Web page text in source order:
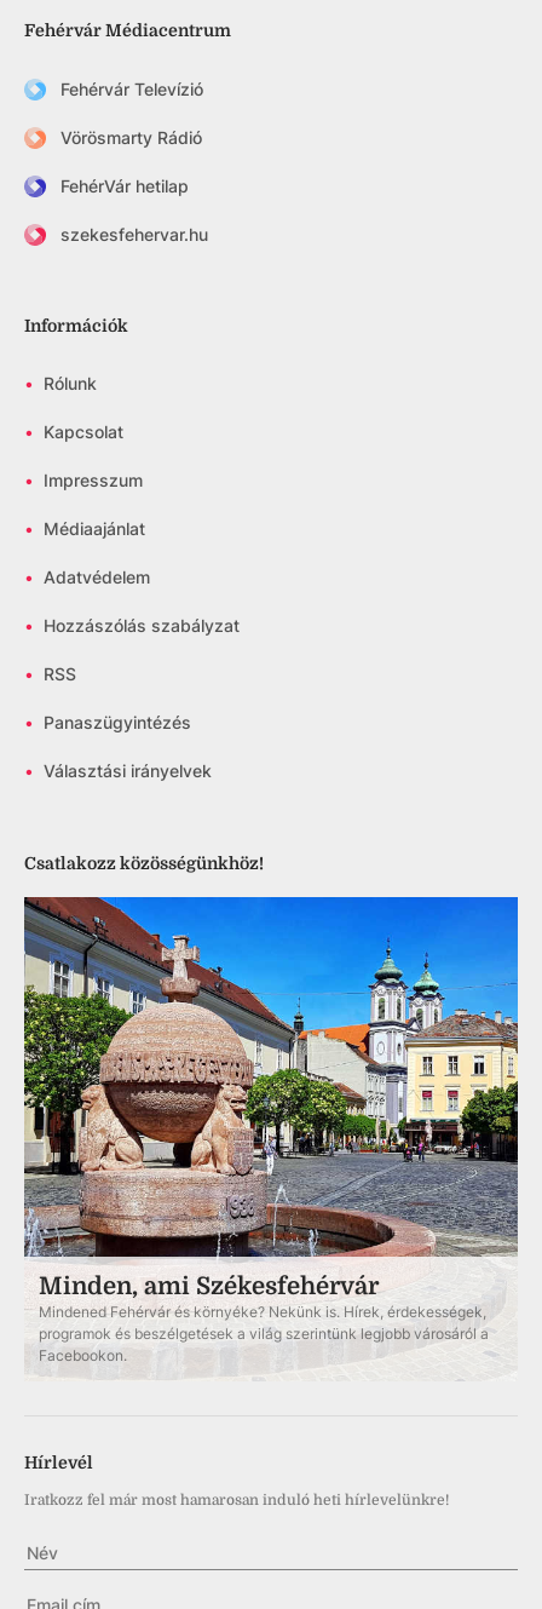
Fehérvár Médiacentrum
Fehérvár Televízió
Vörösmarty Rádió
FehérVár hetilap
szekesfehervar.hu
Információk
• Rólunk
• Kapcsolat
• Impresszum
• Médiaajánlat
• Adatvédelem
• Hozzászólás szabályzat
• RSS
• Panaszügyintézés
• Választási irányelvek
Csatlakozz közösségünkhöz!
Minden, ami Székesfehérvár
Mindened Fehérvár és környéke? Nekünk is. Hírek, érdekességek,
programok és beszélgetések a világ szerintünk legjobb városáról a
Facebookon.
Hírlevél
Iratkozz fel már most hamarosan induló heti hírlevelünkre!